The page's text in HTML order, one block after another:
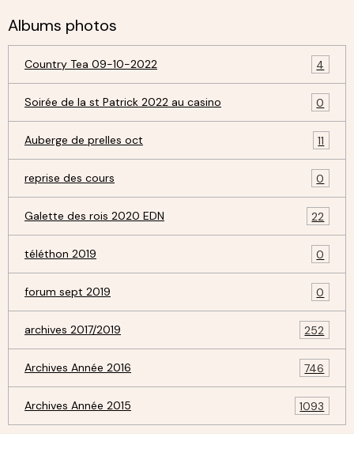
Albums photos
Country Tea 09-10-2022 4
Soirée de la st Patrick 2022 au casino 0
Auberge de prelles oct 11
reprise des cours 0
Galette des rois 2020 EDN 22
téléthon 2019 0
forum sept 2019 0
archives 2017/2019 252
Archives Année 2016 746
Archives Année 2015 1093